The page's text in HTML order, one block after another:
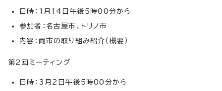
日時：1月14日午後5時00分から
参加者：名古屋市、トリノ市
内容：両市の取り組み紹介（概要）
第2回ミーティング
日時：3月2日午後5時00分から